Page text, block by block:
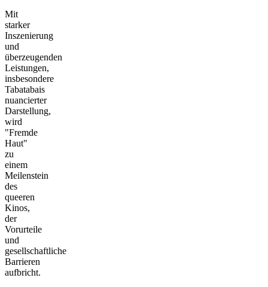
Mit
starker
Inszenierung
und
überzeugenden
Leistungen,
insbesondere
Tabatabais
nuancierter
Darstellung,
wird
"Fremde
Haut"
zu
einem
Meilenstein
des
queeren
Kinos,
der
Vorurteile
und
gesellschaftliche
Barrieren
aufbricht.